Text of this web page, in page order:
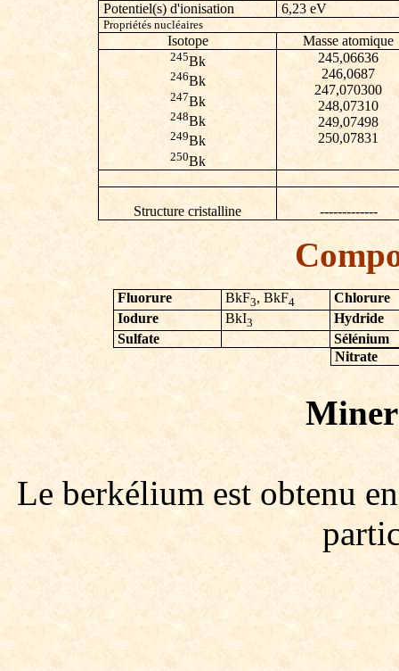
Potentiel(s) d'ionisation
6,23 eV
Propriétés nucléaires
Isotope Masse atomique
245Bk
246Bk
247Bk
248Bk
249Bk
250Bk
245,06636
246,0687
247,070300
248,07310
249,07498
250,07831
Structure cristalline -------------
Fluorure BkF3, BkF4
Chlorure
Iodure
BkI3
Hydride
Sulfate
Sélénium
Nitrate
Le berkélium est obtenu